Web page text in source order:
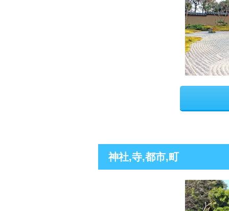
神社,寺,都市,町